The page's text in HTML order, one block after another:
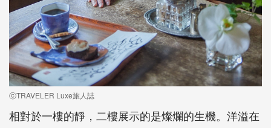
ⓒTRAVELER Luxe旅人誌
相對於一樓的靜，二樓展示的是燦爛的生機。洋溢在